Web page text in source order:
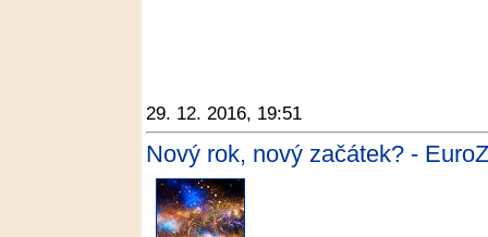
29. 12. 2016, 19:51
Nový rok, nový začátek? -